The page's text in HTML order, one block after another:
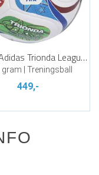
Fotball Adidas Trionda League Junior
| Treningsball
449,-